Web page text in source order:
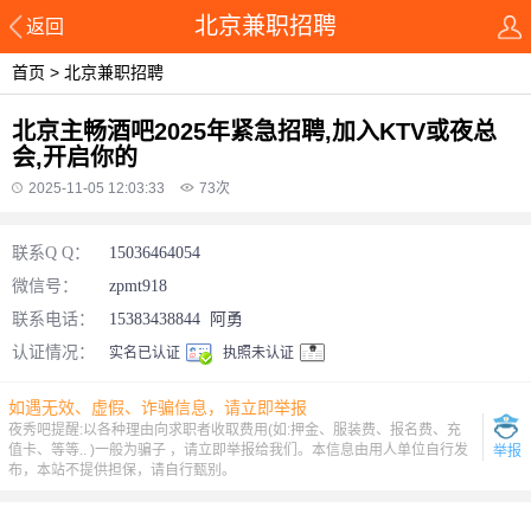
返回 北京兼职招聘
首页 > 北京兼职招聘
北京主畅酒吧2025年紧急招聘,加入KTV或夜总
会,开启你的
2025-11-05 12:03:33 73次
联系Q Q：
15036464054
微信号：
zpmt918
联系电话：
15383438844 阿勇
认证情况：
实名已认证 执照未认证
如遇无效、虚假、诈骗信息，请立即举报
夜秀吧提醒:以各种理由向求职者收取费用(如:押金、服装费、报名费、充
值卡、等等.. )一般为骗子 ，请立即举报给我们。本信息由用人单位自行发
布，本站不提供担保，请自行甄别。
举报